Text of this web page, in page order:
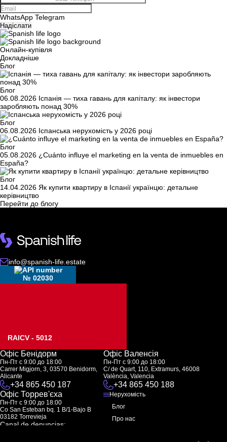
WhatsApp Telegram
Надіслати
Онлайн-купівля
Докладніше
Блог
Блог
06.08.2026 Іспанія — тиха гавань для капіталу: як інвестори
заробляють понад 30%
Блог
06.08.2026 Іспанська нерухомість у 2026 році
Блог
05.08.2026 ¿Cuánto influye el marketing en la venta de inmuebles en
España?
Блог
14.04.2026 Як купити квартиру в Іспанії українцю: детальне
керівництво
Перейти до блогу
info@spanish-life.estate
№ 02030
RAICV - 5012
Офіс Бенідорм
Пн-Пт с 9:00 до 18:00
Carrer Migjorn, 3, 03570 Benidorm,
Alicante
+34 865 450 187
Офіс Валенсія
Пн-Пт с 9:00 до 18:00
C/ de Quart, 110, Extramurs, 46008
València, Valencia
+34 865 450 188
Офіс Торрев'єха
Пн-Пт с 9:00 до 18:00
Co San Esteban bq. 1 B/1-Bajo B
03182 Torrevieja
Canal de denuncias:
Нерухомість
Блог
Про нас